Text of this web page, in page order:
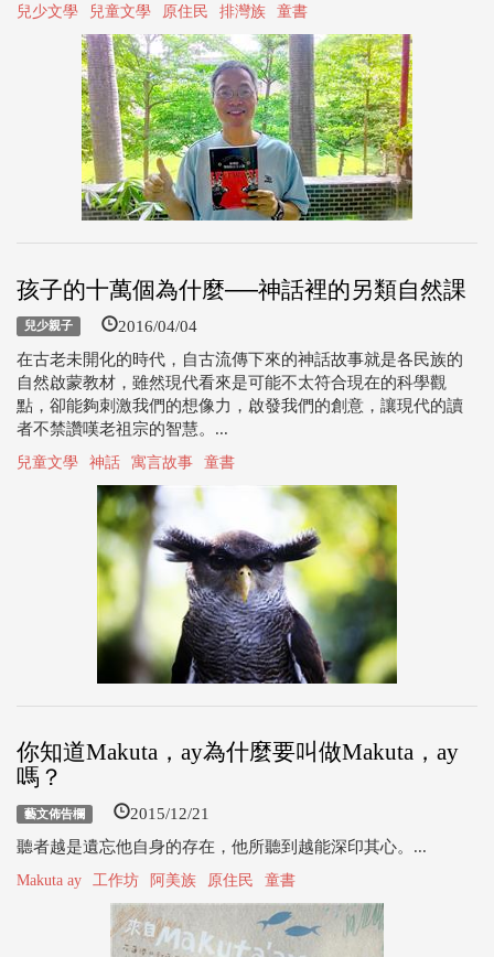
兒少文學 兒童文學 原住民 排灣族 童書
孩子的十萬個為什麼──神話裡的另類自然課
兒少親子 2016/04/04
在古老未開化的時代，自古流傳下來的神話故事就是各民族的
自然啟蒙教材，雖然現代看來是可能不太符合現在的科學觀
點，卻能夠刺激我們的想像力，啟發我們的創意，讓現代的讀
者不禁讚嘆老祖宗的智慧。...
兒童文學 神話 寓言故事 童書
你知道Makuta，ay為什麼要叫做Makuta，ay
嗎？
藝文佈告欄 2015/12/21
聽者越是遺忘他自身的存在，他所聽到越能深印其心。...
Makuta ay 工作坊 阿美族 原住民 童書